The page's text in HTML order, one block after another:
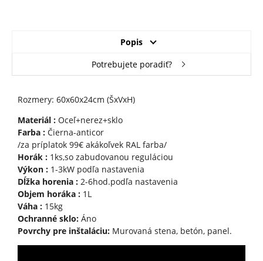
Popis
Potrebujete poradiť?
Rozmery: 60x60x24cm (ŠxVxH)
Materiál :Oceľ+nerez+sklo
Farba :Čierna-anticor
/za príplatok 99€ akákoľvek RAL farba/
Horák :1ks,so zabudovanou reguláciou
Výkon :1-3kW podľa nastavenia
Dĺžka horenia :2-6hod.podľa nastavenia
Objem horáka :1L
Váha :15kg
Ochranné sklo:Áno
Povrchy pre inštaláciu:Murovaná stena, betón, panel.